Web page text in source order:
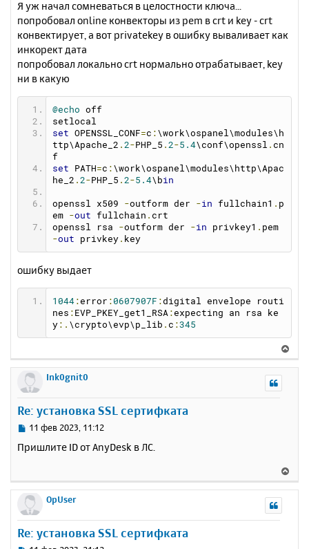
Я уж начал сомневаться в целостности ключа...
попробовал online конвекторы из pem в crt и key - crt
конвектирует, а вот privatekey в ошибку вываливает как
инкорект дата
попробовал локально crt нормально отрабатывает, key
ни в какую
@echo off
setlocal
set OPENSSL_CONF=c : \work\ospanel\modules\h
ttp\Apache_2 . 2-PHP_5 . 2-5.4\conf\openssl . cn
f
set PATH=c : \work\ospanel\modules\http\Apac
he_2 . 2-PHP_5 . 2-5.4\bin
openssl x509 -outform der -in fullchain1 . p
em -out fullchain . crt
openssl rsa -outform der -in privkey1 .
-out privkey . key
ошибку выдает
1044 :error : 0607907F :digital envelope routi
nes : EVP_PKEY_get1_RSA :expecting an rsa ke
y :. \crypto\evp\p_lib . c :345
е
а
Ink0gnit0
Re: установка SSL сертифката
С
о
е
н
и
11 фев 2023, 11:12
Пришлите ID от AnyDesk в ЛС.
е
OpUser
Re: установка SSL сертифката